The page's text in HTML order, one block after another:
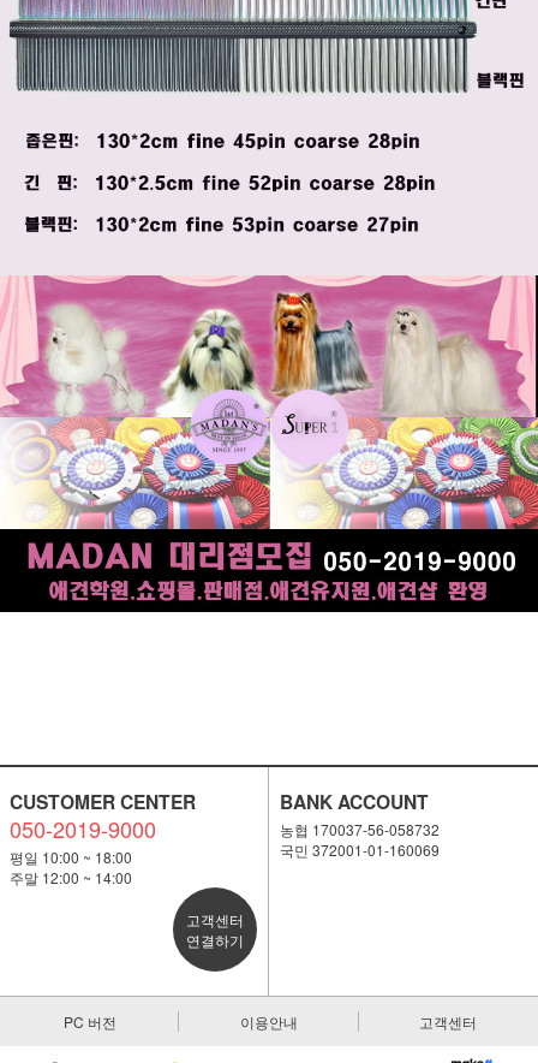
CUSTOMER CENTER
050-2019-9000
평일 10:00 ~ 18:00
주말 12:00 ~ 14:00
고객센터
연결하기
BANK ACCOUNT
농협 170037-56-058732
국민 372001-01-160069
PC 버전 이용안내 고객센터